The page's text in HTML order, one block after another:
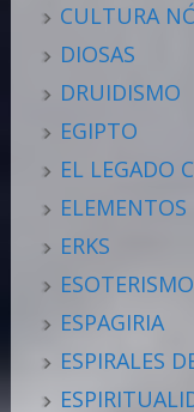
CULTURA
DIOSAS
DRUIDISMO
EGIPTO
EL LEGADO
ELEMENTOS
ERKS
ESOTERISMO
ESPAGIRIA
ESPIRALES